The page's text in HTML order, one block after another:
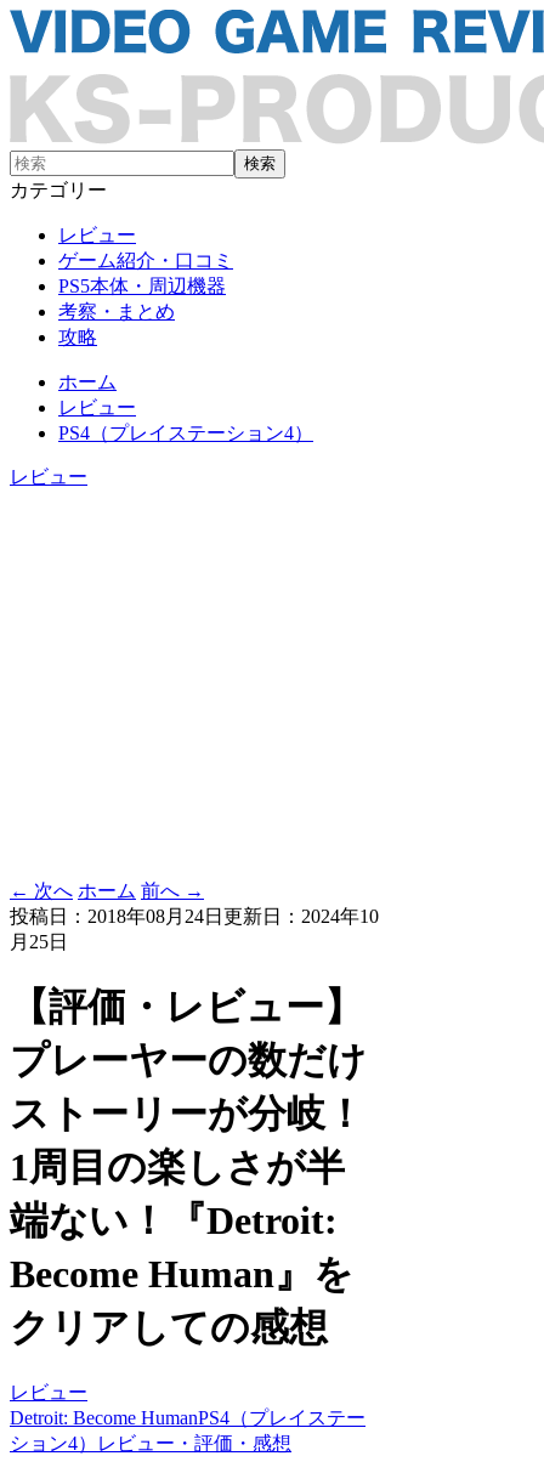
カテゴリー
レビュー
ゲーム紹介・口コミ
PS5本体・周辺機器
考察・まとめ
攻略
ホーム
レビュー
PS4（プレイステーション4）
レビュー
← 次へ ホーム 前へ →
投稿日：2018年08月24日 更新日：2024年10
月25日
【評価・レビュー】
プレーヤーの数だけ
ストーリーが分岐！
1周目の楽しさが半
端ない！『Detroit:
Become Human』を
クリアしての感想
レビュー
Detroit: Become HumanPS4（プレイステー
ション4）
レビュー・評価・感想